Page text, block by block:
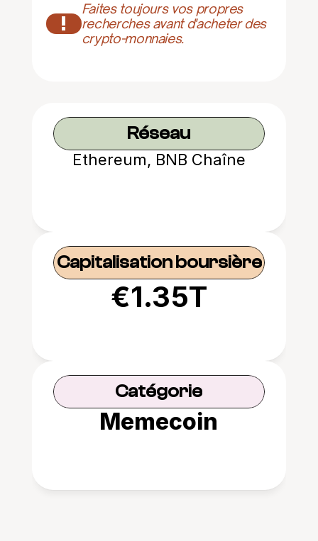
!
Faites toujours vos propres
recherches avant d'acheter des
crypto-monnaies.
Réseau
Ethereum, BNB Chaîne
Capitalisation boursière
€1.35T
Catégorie
Memecoin